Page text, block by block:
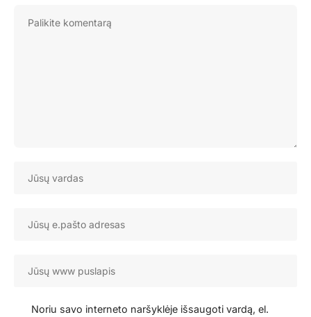
Noriu savo interneto naršyklėje išsaugoti vardą, el.